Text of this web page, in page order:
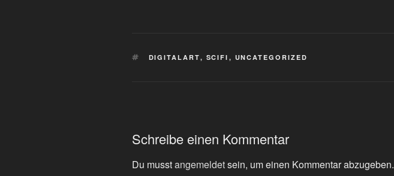
SCHLAGWÖRTER
DIGITALART, SCIFI , UNCATEGORIZED
Schreibe einen Kommentar
Du musstangemeldetsein, um einen Kommentar abzugeben.